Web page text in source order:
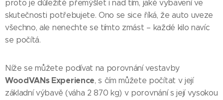
proto je důležité přemýšlet i nad tím, jaké vybavení ve
skutečnosti potřebujete. Ono se sice říká, že auto uveze
všechno, ale nenechte se tímto zmást – každé kilo navíc
se počítá.
Níže se můžete podívat na porovnání vestavby
WoodVANs Experience, s čím můžete počítat v její
základní výbavě (váha 2 870 kg) v porovnání s její vysokou